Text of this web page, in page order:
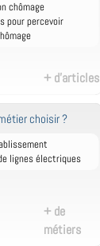
chômage
pour percevoir
+ d'articles
choisir ?
lignes électriques
+ de
métiers